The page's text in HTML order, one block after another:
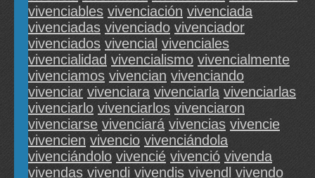
vivenciables vivenciación vivenciada
vivenciadas vivenciado vivenciador
vivenciados vivencial vivenciales
vivencialidad vivencialismo vivencialmente
vivenciamos vivencian vivenciando
vivenciar vivenciara vivenciarla vivenciarlas
vivenciarlo vivenciarlos vivenciaron
vivenciarse vivenciará vivencias vivencie
vivencien vivencio vivenciándola
vivenciándolo vivencié vivenció vivenda
vivendas vivendi vivendis vivendl vivendo